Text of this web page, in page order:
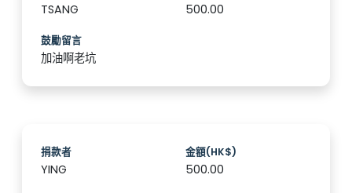
TSANG 500.00
鼓勵留言
加油啊老坑
捐款者
YING
金額(HK$)
500.00